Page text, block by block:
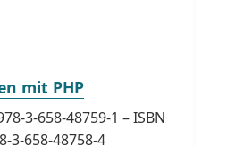
mit PHP
3-658-48759-1 – ISBN
3-658-48758-4